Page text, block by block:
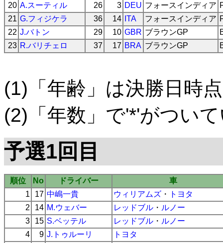
20 A.スーティル 26 3 DEU フォースインディア
21 G.フィジケラ 36 14 ITA フォースインディア
22 J.バトン 29 10 GBR ブラウンGP
23 R.バリチェロ 37 17 BRA ブラウンGP
(1)「年齢」は決勝日時点
(2)「年数」で'*'がつい
予選1回目
順位 No ドライバー
車
1
17 中嶋一貴 ウィリアムズ ・
トヨタ
2
14 M.ウェバー レッドブル ・ ルノー
3
15 S.ベッテル レッドブル ・ ルノー
4
9 J.トゥルーリ
トヨタ